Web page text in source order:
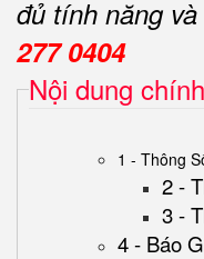
đủ tính năng
277 0404
Nội dung
1 - Thông
2 -
3 -
4 - Báo